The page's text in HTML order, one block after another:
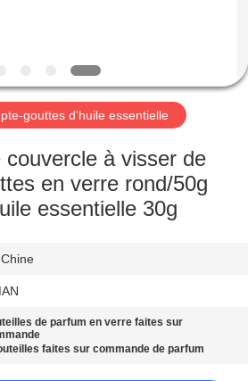
gouttes d'huile essentielle
couvercle à visser de
en verre rond/50g
essentielle 30g
de parfum en verre faites sur
faites sur commande de parfum